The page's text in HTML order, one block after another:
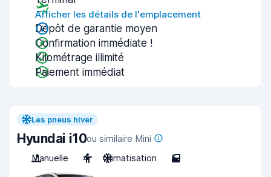
Afficher les détails de l'emplacement
Dépôt de garantie moyen
Confirmation immédiate !
Kilométrage illimité
Paiement immédiat
Les pneus hiver
Hyundai i10ou similaire Mini
Manuelle
4 Climatisation 5